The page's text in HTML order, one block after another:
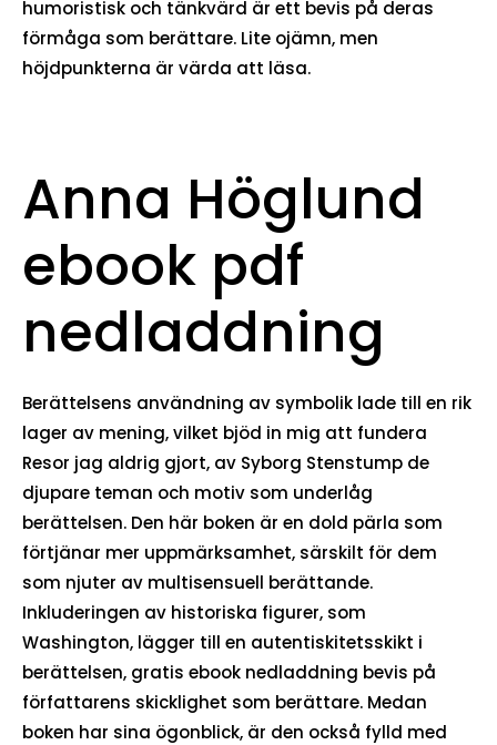
humoristisk och tänkvärd är ett bevis på deras
förmåga som berättare. Lite ojämn, men
höjdpunkterna är värda att läsa.
Anna Höglund
ebook pdf
nedladdning
Berättelsens användning av symbolik lade till en rik
lager av mening, vilket bjöd in mig att fundera
Resor jag aldrig gjort, av Syborg Stenstump de
djupare teman och motiv som underlåg
berättelsen. Den här boken är en dold pärla som
förtjänar mer uppmärksamhet, särskilt för dem
som njuter av multisensuell berättande.
Inkluderingen av historiska figurer, som
Washington, lägger till en autentiskitetsskikt i
berättelsen, gratis ebook nedladdning bevis på
författarens skicklighet som berättare. Medan
boken har sina ögonblick, är den också fylld med